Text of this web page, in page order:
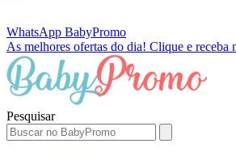
WhatsApp BabyPromo
As melhores ofertas do dia! Clique e receba
Pesquisar